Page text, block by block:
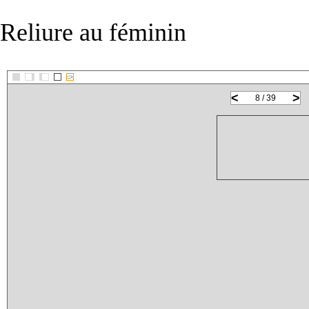
Reliure au féminin
::>
< >
8 / 39